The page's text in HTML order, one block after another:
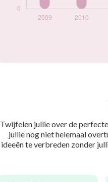
Twijfelen jullie over de
jullie nog niet helemaal
ideeën te verbreden zonder